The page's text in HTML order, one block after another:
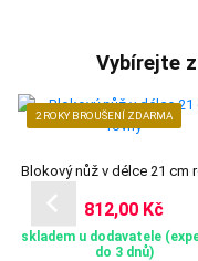
Vybírejte
2 ROKY BROUŠENÍ ZDARMA
Blokový nůž v délce 21 cm
812,00 Kč
skladem u dodavatele
do 3 dnů)